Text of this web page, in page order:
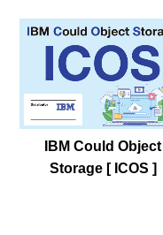
IBM Could Object
Storage [ ICOS ]